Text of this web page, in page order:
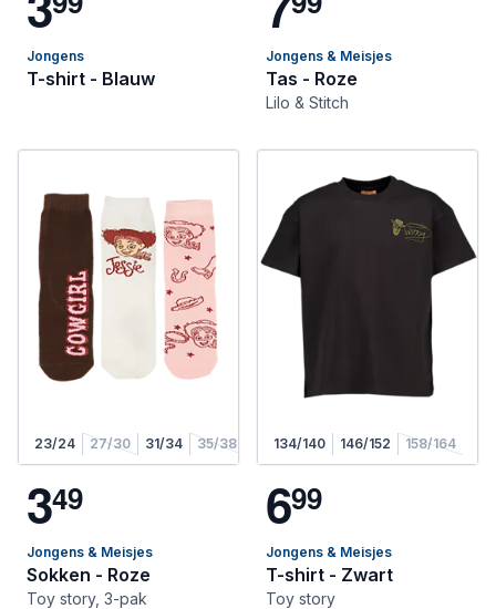
Jongens
T-shirt - Blauw
Jongens & Meisjes
Tas - Roze
Lilo & Stitch
23/24 27/30 31/34 35/38
349
Jongens & Meisjes
Sokken - Roze
Toy story, 3-pak
134/140 146/152 158/164
699
Jongens & Meisjes
T-shirt - Zwart
Toy story